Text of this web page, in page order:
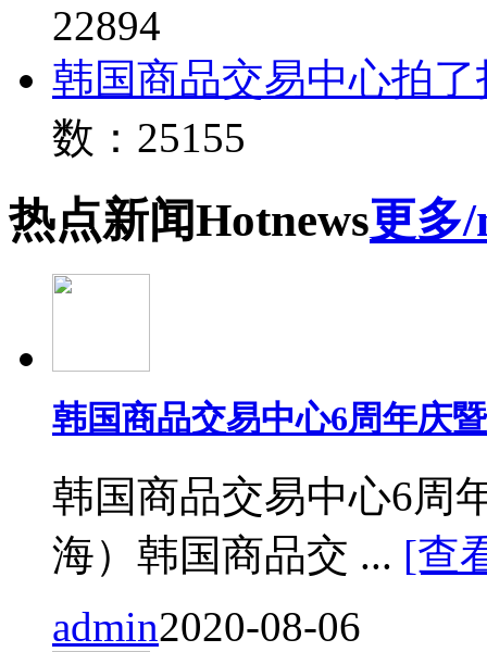
22894
韩国商品交易中心拍
数：25155
热点新闻Hotnews更多
韩国商品交易中心6周年庆
韩国商品交易中心6周
海）韩国商品交 ... [查
admin2020-08-06